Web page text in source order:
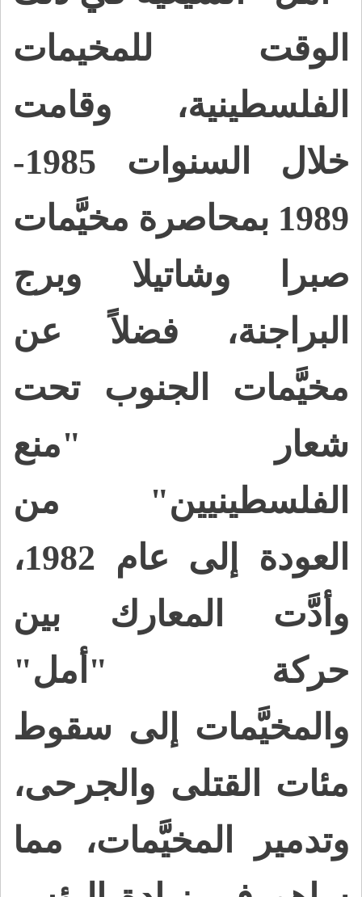
الوقت للمخيمات
الفلسطينية، وقامت
خلال السنوات 1985-
1989 بمحاصرة مخيَّمات
صبرا وشاتيلا وبرج
البراجنة، فضلاً عن
مخيَّمات الجنوب تحت
شعار "منع
الفلسطينيين" من
العودة إلى عام 1982،
وأدَّت المعارك بين
حركة "أمل"
والمخيَّمات إلى سقوط
مئات القتلى والجرحى،
وتدمير المخيَّمات، مما